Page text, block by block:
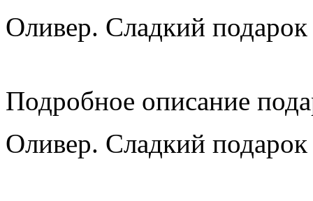
Оливер. Сладкий подарок
Подробное описание
Оливер. Сладкий подарок